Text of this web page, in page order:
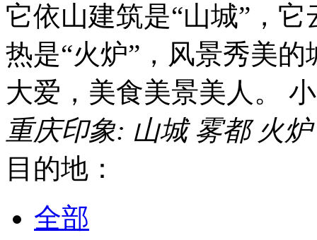
它依山建筑是“山城”，
热是“火炉”，风景秀美
大爱，美食美景美人。
重庆印象: 山城 雾都 火炉
目的地：
全部